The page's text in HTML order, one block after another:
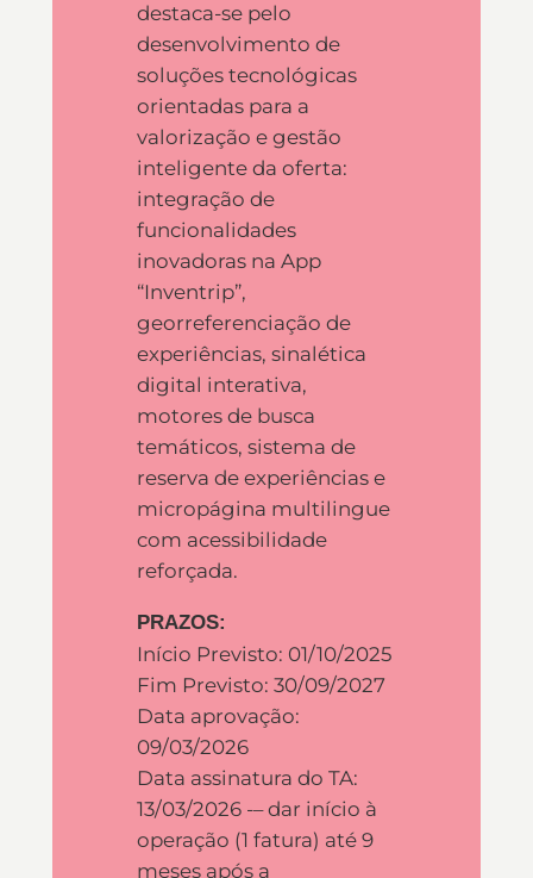
destaca-se pelo
desenvolvimento de
soluções tecnológicas
orientadas para a
valorização e gestão
inteligente da oferta:
integração de
funcionalidades
inovadoras na App
“Inventrip”,
georreferenciação de
experiências, sinalética
digital interativa,
motores de busca
temáticos, sistema de
reserva de experiências e
micropágina multilingue
com acessibilidade
reforçada.
PRAZOS:
Início Previsto: 01/10/2025
Fim Previsto: 30/09/2027
Data aprovação:
09/03/2026
Data assinatura do TA:
13/03/2026 -– dar início à
operação (1 fatura) até 9
meses após a